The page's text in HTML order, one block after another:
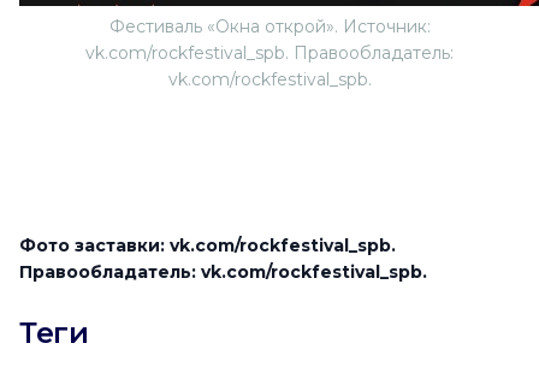
Фестиваль «Окна открой». Источник:
vk.com/rockfestival_spb. Правообладатель:
vk.com/rockfestival_spb.
Фото заставки: vk.com/rockfestival_spb.
Правообладатель: vk.com/rockfestival_spb.
Теги